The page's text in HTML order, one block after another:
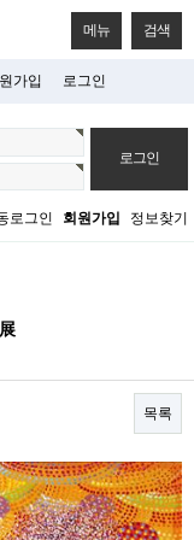
메뉴 검색
가입 로그인
로그인 회원가입 정보찾기
목록